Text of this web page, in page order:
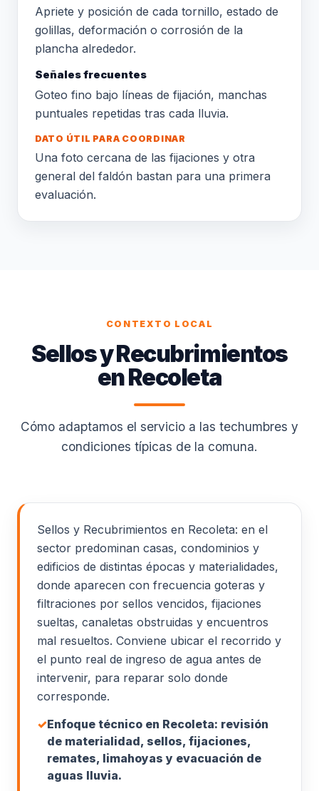
Apriete y posición de cada tornillo, estado de
golillas, deformación o corrosión de la
plancha alrededor.
Señales frecuentes
Goteo fino bajo líneas de fijación, manchas
puntuales repetidas tras cada lluvia.
DATO ÚTIL PARA COORDINAR
Una foto cercana de las fijaciones y otra
general del faldón bastan para una primera
evaluación.
CONTEXTO LOCAL
Sellos y Recubrimientos
en Recoleta
Cómo adaptamos el servicio a las techumbres y
condiciones típicas de la comuna.
Sellos y Recubrimientos en Recoleta: en el
sector predominan casas, condominios y
edificios de distintas épocas y materialidades,
donde aparecen con frecuencia goteras y
filtraciones por sellos vencidos, fijaciones
sueltas, canaletas obstruidas y encuentros
mal resueltos. Conviene ubicar el recorrido y
el punto real de ingreso de agua antes de
intervenir, para reparar solo donde
corresponde.
✓Enfoque técnico en Recoleta: revisión
de materialidad, sellos, fijaciones,
remates, limahoyas y evacuación de
aguas lluvia.